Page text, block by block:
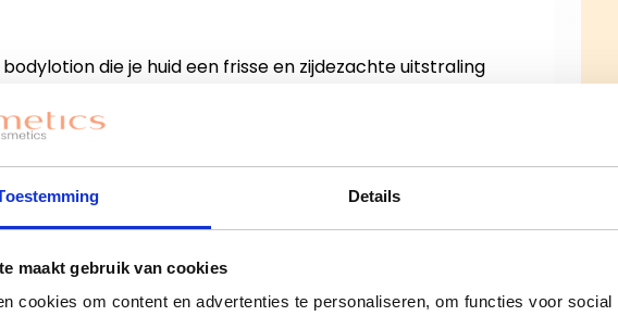
Details
maakt gebruik van cookies
cookies om content en advertenties te personaliseren, om functies voor social
die je huid een frisse en zijdezachte uitstraling
hydrateert intensief en helpt de huid te beschermen
huid soepel en gevoed aanvoelt.
en amandelolie, ondersteunt deze body milk het
en gezonde huid. De lichte textuur trekt snel in en
plakkerig gevoel achter.